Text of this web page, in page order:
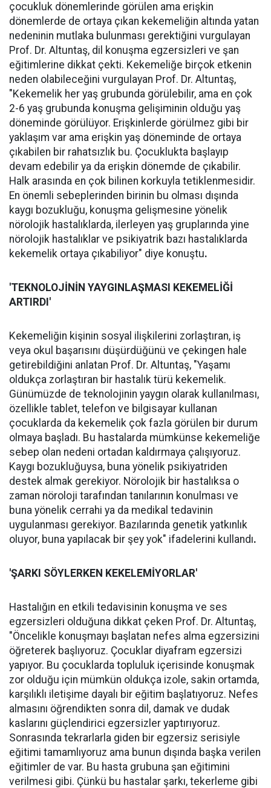
çocukluk dönemlerinde görülen ama erişkin
dönemlerde de ortaya çıkan kekemeliğin altında yatan
nedeninin mutlaka bulunması gerektiğini vurgulayan
Prof. Dr. Altuntaş, dil konuşma egzersizleri ve şan
eğitimlerine dikkat çekti. Kekemeliğe birçok etkenin
neden olabileceğini vurgulayan Prof. Dr. Altuntaş,
"Kekemelik her yaş grubunda görülebilir, ama en çok
2-6 yaş grubunda konuşma gelişiminin olduğu yaş
döneminde görülüyor. Erişkinlerde görülmez gibi bir
yaklaşım var ama erişkin yaş döneminde de ortaya
çıkabilen bir rahatsızlık bu. Çocuklukta başlayıp
devam edebilir ya da erişkin dönemde de çıkabilir.
Halk arasında en çok bilinen korkuyla tetiklenmesidir.
En önemli sebeplerinden birinin bu olması dışında
kaygı bozukluğu, konuşma gelişmesine yönelik
nörolojik hastalıklarda, ilerleyen yaş gruplarında yine
nörolojik hastalıklar ve psikiyatrik bazı hastalıklarda
kekemelik ortaya çıkabiliyor" diye konuştu.
'TEKNOLOJİNİN YAYGINLAŞMASI KEKEMELİĞİ
ARTIRDI'
Kekemeliğin kişinin sosyal ilişkilerini zorlaştıran, iş
veya okul başarısını düşürdüğünü ve çekingen hale
getirebildiğini anlatan Prof. Dr. Altuntaş, "Yaşamı
oldukça zorlaştıran bir hastalık türü kekemelik.
Günümüzde de teknolojinin yaygın olarak kullanılması,
özellikle tablet, telefon ve bilgisayar kullanan
çocuklarda da kekemelik çok fazla görülen bir durum
olmaya başladı. Bu hastalarda mümkünse kekemeliğe
sebep olan nedeni ortadan kaldırmaya çalışıyoruz.
Kaygı bozukluğuysa, buna yönelik psikiyatriden
destek almak gerekiyor. Nörolojik bir hastalıksa o
zaman nöroloji tarafından tanılarının konulması ve
buna yönelik cerrahi ya da medikal tedavinin
uygulanması gerekiyor. Bazılarında genetik yatkınlık
oluyor, buna yapılacak bir şey yok" ifadelerini kullandı.
'ŞARKI SÖYLERKEN KEKELEMİYORLAR'
Hastalığın en etkili tedavisinin konuşma ve ses
egzersizleri olduğuna dikkat çeken Prof. Dr. Altuntaş,
"Öncelikle konuşmayı başlatan nefes alma egzersizini
öğreterek başlıyoruz. Çocuklar diyafram egzersizi
yapıyor. Bu çocuklarda topluluk içerisinde konuşmak
zor olduğu için mümkün oldukça izole, sakin ortamda,
karşılıklı iletişime dayalı bir eğitim başlatıyoruz. Nefes
almasını öğrendikten sonra dil, damak ve dudak
kaslarını güçlendirici egzersizler yaptırıyoruz.
Sonrasında tekrarlarla giden bir egzersiz serisiyle
eğitimi tamamlıyoruz ama bunun dışında başka verilen
eğitimler de var. Bu hasta grubuna şan eğitimini
verilmesi gibi. Çünkü bu hastalar şarkı, tekerleme gibi